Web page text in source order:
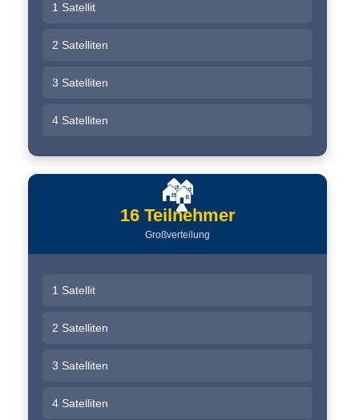
1 Satellit
2 Satelliten
3 Satelliten
4 Satelliten
🏘️
16 Teilnehmer
Großverteilung
1 Satellit
2 Satelliten
3 Satelliten
4 Satelliten